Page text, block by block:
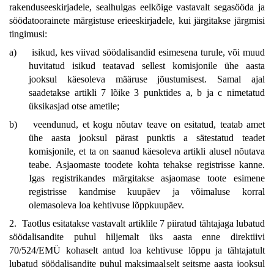
rakenduseeskirjadele, sealhulgas eelkõige vastavalt segasööda ja
söödatoorainete märgistuse erieeskirjadele, kui järgitakse järgmisi
tingimusi:
a)
isikud, kes viivad söödalisandid esimesena turule, või muud
huvitatud isikud teatavad sellest komisjonile ühe aasta
jooksul käesoleva määruse jõustumisest. Samal ajal
saadetakse artikli 7 lõike 3 punktides a, b ja c nimetatud
üksikasjad otse ametile;
b)
veendunud, et kogu nõutav teave on esitatud, teatab amet
ühe aasta jooksul pärast punktis a sätestatud teadet
komisjonile, et ta on saanud käesoleva artikli alusel nõutava
teabe. Asjaomaste toodete kohta tehakse registrisse kanne.
Igas registrikandes märgitakse asjaomase toote esimene
registrisse kandmise kuupäev ja võimaluse korral
olemasoleva loa kehtivuse lõppkuupäev.
2. Taotlus esitatakse vastavalt artiklile 7 piiratud tähtajaga lubatud
söödalisandite puhul hiljemalt üks aasta enne direktiivi
70/524/EMÜ kohaselt antud loa kehtivuse lõppu ja tähtajatult
lubatud söödalisandite puhul maksimaalselt seitsme aasta jooksul